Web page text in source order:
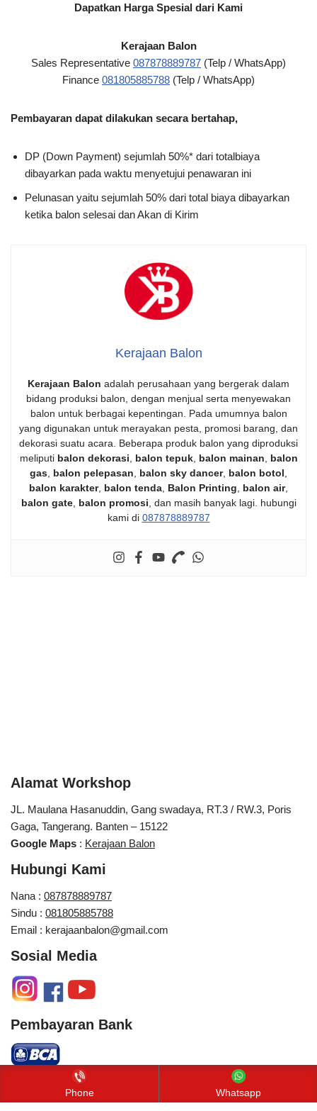
Dapatkan Harga Spesial dari Kami
Kerajaan Balon
Sales Representative 087878889787 (Telp / WhatsApp)
Finance 081805885788 (Telp / WhatsApp)
Pembayaran dapat dilakukan secara bertahap,
DP (Down Payment) sejumlah 50%* dari totalbiaya
dibayarkan pada waktu menyetujui penawaran ini
Pelunasan yaitu sejumlah 50% dari total biaya dibayarkan
ketika balon selesai dan Akan di Kirim
Kerajaan Balon
Kerajaan Balon adalah perusahaan yang bergerak dalam
bidang produksi balon, dengan menjual serta menyewakan
balon untuk berbagai kepentingan. Pada umumnya balon
yang digunakan untuk merayakan pesta, promosi barang, dan
dekorasi suatu acara. Beberapa produk balon yang diproduksi
meliputi balon dekorasi balon tepuk, balon mainan
balon
gas balon pelepasan balon sky dancer, balon botol
balon karakter, balon tenda Balon Printing balon air,
balon gate, balon promosi , dan masih banyak lagi. hubungi
kami di 087878889787
Alamat Workshop
JL. Maulana Hasanuddin, Gang swadaya, RT.3 / RW.3, Poris
Gaga, Tangerang. Banten – 15122
Google Maps : Kerajaan Balon
Hubungi Kami
Nana : 087878889787
Sindu : 081805885788
Email : kerajaanbalon@gmail.com
Sosial Media
Pembayaran Bank
Neve WordPress
Phone Whatsapp